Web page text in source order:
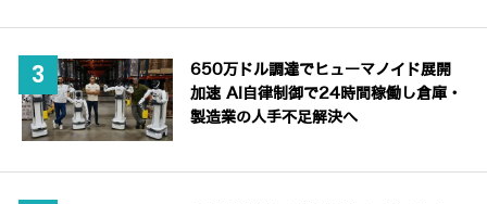
650万ドル調達でヒューマノイド展開
加速 AI自律制御で24時間稼働し倉庫・
製造業の人手不足解決へ